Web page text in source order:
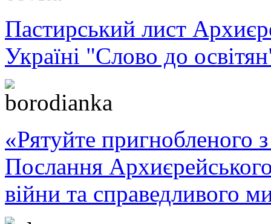
Пастирський лист
Україні "Слово до
«Рятуйте пригнобленого
Послання
війни та справедливого